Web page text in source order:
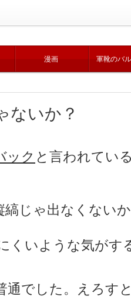
漫画 軍靴のバ
ないか？
ック と言われてい
縞じゃ出なくない
くいような気がす
でした。えろす